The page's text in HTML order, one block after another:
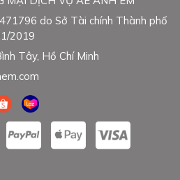
do Sở Tài chính Thành phố
2019
Tây, Hồ Chí Minh